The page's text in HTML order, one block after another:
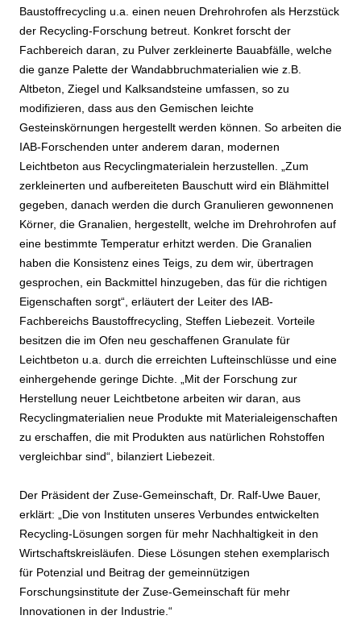
Baustoffrecycling u.a. einen neuen Drehrohrofen als Herzstück
der Recycling-Forschung betreut. Konkret forscht der
Fachbereich daran, zu Pulver zerkleinerte Bauabfälle, welche
die ganze Palette der Wandabbruchmaterialien wie z.B.
Altbeton, Ziegel und Kalksandsteine umfassen, so zu
modifizieren, dass aus den Gemischen leichte
Gesteinskörnungen hergestellt werden können. So arbeiten die
IAB-Forschenden unter anderem daran, modernen
Leichtbeton aus Recyclingmaterialein herzustellen. „Zum
zerkleinerten und aufbereiteten Bauschutt wird ein Blähmittel
gegeben, danach werden die durch Granulieren gewonnenen
Körner, die Granalien, hergestellt, welche im Drehrohrofen auf
eine bestimmte Temperatur erhitzt werden. Die Granalien
haben die Konsistenz eines Teigs, zu dem wir, übertragen
gesprochen, ein Backmittel hinzugeben, das für die richtigen
Eigenschaften sorgt“, erläutert der Leiter des IAB-
Fachbereichs Baustoffrecycling, Steffen Liebezeit. Vorteile
besitzen die im Ofen neu geschaffenen Granulate für
Leichtbeton u.a. durch die erreichten Lufteinschlüsse und eine
einhergehende geringe Dichte. „Mit der Forschung zur
Herstellung neuer Leichtbetone arbeiten wir daran, aus
Recyclingmaterialien neue Produkte mit Materialeigenschaften
zu erschaffen, die mit Produkten aus natürlichen Rohstoffen
vergleichbar sind“, bilanziert Liebezeit.
Der Präsident der Zuse-Gemeinschaft, Dr. Ralf-Uwe Bauer,
erklärt: „Die von Instituten unseres Verbundes entwickelten
Recycling-Lösungen sorgen für mehr Nachhaltigkeit in den
Wirtschaftskreisläufen. Diese Lösungen stehen exemplarisch
für Potenzial und Beitrag der gemeinnützigen
Forschungsinstitute der Zuse-Gemeinschaft für mehr
Innovationen in der Industrie.“